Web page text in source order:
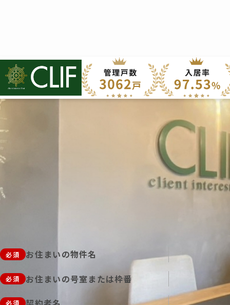
建物
株式会社クライフ
必須 お住まいの物件名
必須 お住まいの号室または枠番
必須